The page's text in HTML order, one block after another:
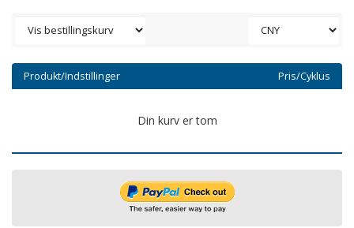
Produkt/Indstillinger Pris/Cyklus
Din kurv er tom